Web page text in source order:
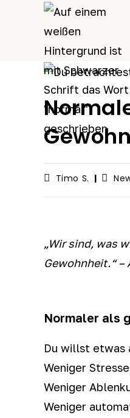
Beitrags-
Timo S.
„Wir sind, was
Gewohnheit.“
Normaler als
Du willst etwas
Weniger
Weniger
Weniger